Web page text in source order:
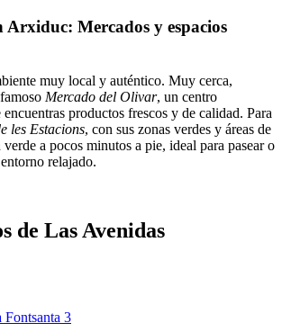
Arxiduc: Mercados y espacios
muy local y auténtico. Muy cerca,
Mercado del Olivar, un centro
productos frescos y de calidad. Para
les Estacions, con sus zonas verdes y áreas de
a pocos minutos a pie, ideal para pasear o
relajado.
de Las Avenidas
Fontsanta 3